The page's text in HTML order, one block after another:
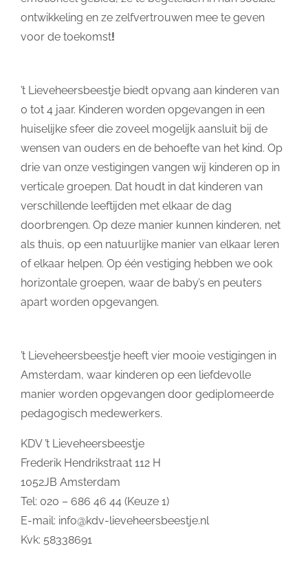
ontwikkeling en ze zelfvertrouwen mee te geven
voor de toekomst!
’t Lieveheersbeestje biedt opvang aan kinderen van
0 tot 4 jaar. Kinderen worden opgevangen in een
huiselijke sfeer die zoveel mogelijk aansluit bij de
wensen van ouders en de behoefte van het kind. Op
drie van onze vestigingen vangen wij kinderen op in
verticale groepen. Dat houdt in dat kinderen van
verschillende leeftijden met elkaar de dag
doorbrengen. Op deze manier kunnen kinderen, net
als thuis, op een natuurlijke manier van elkaar leren
of elkaar helpen. Op één vestiging hebben we ook
horizontale groepen, waar de baby’s en peuters
apart worden opgevangen.
’t Lieveheersbeestje heeft vier mooie vestigingen in
Amsterdam, waar kinderen op een liefdevolle
manier worden opgevangen door gediplomeerde
pedagogisch medewerkers.
KDV ’t Lieveheersbeestje
Frederik Hendrikstraat 112 H
1052JB Amsterdam
Tel: 020 – 686 46 44 (Keuze 1)
E-mail: info@kdv-lieveheersbeestje.nl
Kvk: 58338691